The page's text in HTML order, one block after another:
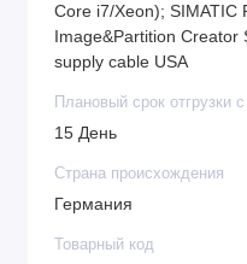
Core i7/Xeon); SIMATIC
Image&Partition
supply cable USA
Плановый срок отгрузки
15 День
Страна происхождения
Германия
Товарный код